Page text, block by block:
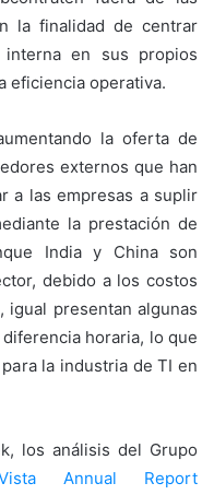
la finalidad de centrar
en sus propios
eficiencia operativa.
la oferta de
externos que han
a las empresas a suplir
la prestación de
India y China son
debido a los costos
presentan algunas
horaria, lo que
la industria de TI en
los análisis del Grupo
Annual Report